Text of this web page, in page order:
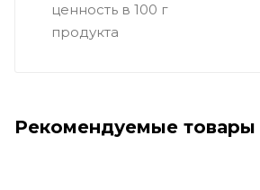
ценность в 100 г
продукта
Рекомендуемые товары